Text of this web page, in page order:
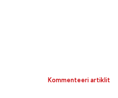
Kommenteeri artiklit